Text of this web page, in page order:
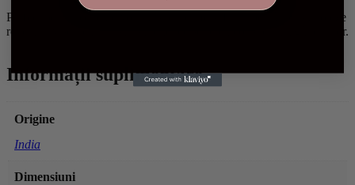
Perfect pentru cei care vor să își exprime sufletul pe hârtie, să noteze
revelații, vise, planuri sau să practice scrierea conștientă a gândurilor.
Informații suplimentare
Origine
India
Dimensiuni